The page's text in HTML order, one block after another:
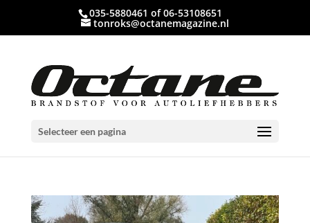
035-5880461 of 06-53108651
tonroks@octanemagazine.nl
Selecteer een pagina